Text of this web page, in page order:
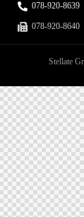
078-920-8639
078-920-8640
Stellate